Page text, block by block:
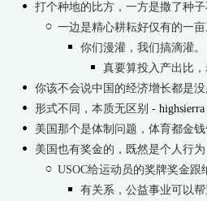
打个种地的比方，一方是撒了种
一边是精心耕耘好仅有的一
你们漫灌，我们搞滴灌。
真要算投入产出比
你该不会说中国的经济增长都是
形式不同，本质无区别 -
美国那个是体制问题，体育都金
美国也有奖金的，既然是个人行
USOC给运动员的奖牌奖金
有关系，公益事业可以